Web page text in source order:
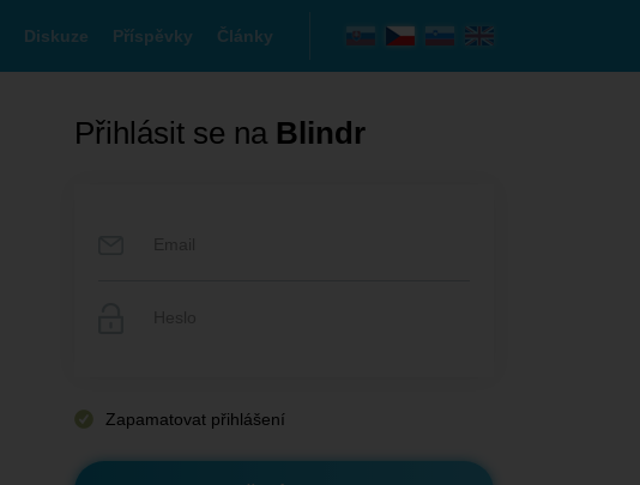
Diskuze Příspěvky Články
Přihlásit se na Blindr
Zapamatovat přihlášení